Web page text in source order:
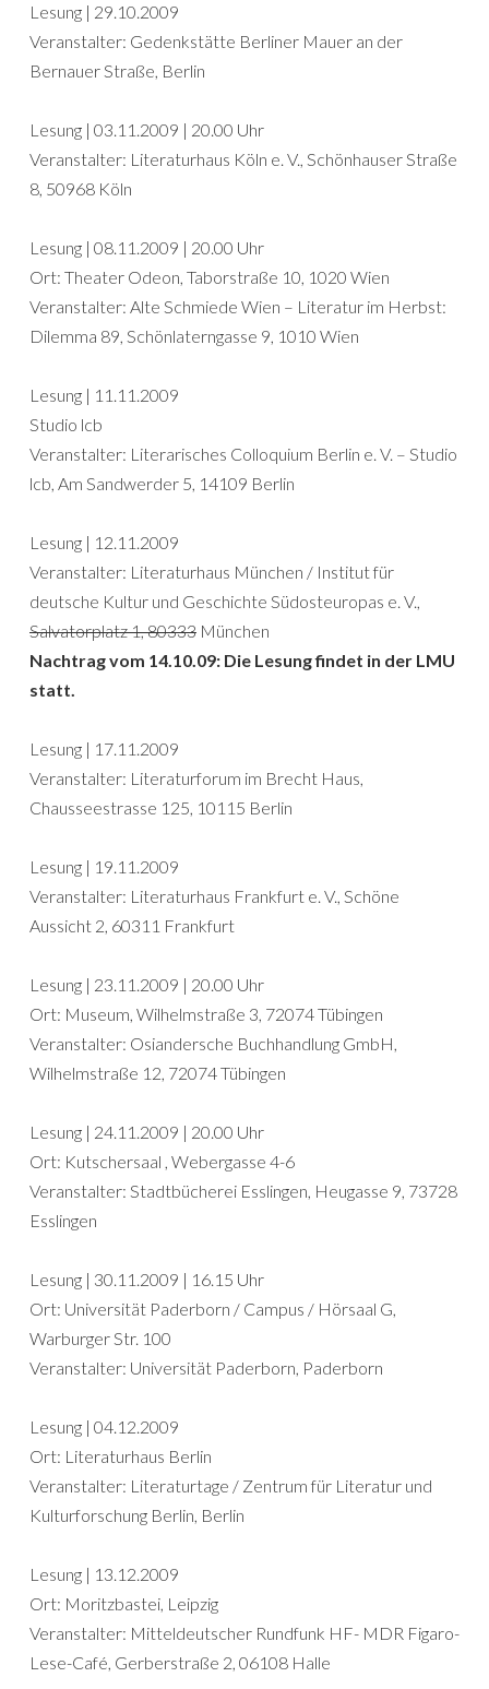
Lesung | 29.10.2009
Veranstalter: Gedenkstätte Berliner Mauer an der
Bernauer Straße, Berlin
Lesung | 03.11.2009 | 20.00 Uhr
Veranstalter: Literaturhaus Köln e. V., Schönhauser Straße
8, 50968 Köln
Lesung | 08.11.2009 | 20.00 Uhr
Ort: Theater Odeon, Taborstraße 10, 1020 Wien
Veranstalter: Alte Schmiede Wien – Literatur im Herbst:
Dilemma 89, Schönlaterngasse 9, 1010 Wien
Lesung | 11.11.2009
Studio lcb
Veranstalter: Literarisches Colloquium Berlin e. V. – Studio
lcb, Am Sandwerder 5, 14109 Berlin
Lesung | 12.11.2009
Veranstalter: Literaturhaus München / Institut für
deutsche Kultur und Geschichte Südosteuropas e. V.,
Salvatorplatz 1, 80333 München
Nachtrag vom 14.10.09: Die Lesung findet in der LMU
statt.
Lesung | 17.11.2009
Veranstalter: Literaturforum im Brecht Haus,
Chausseestrasse 125, 10115 Berlin
Lesung | 19.11.2009
Veranstalter: Literaturhaus Frankfurt e. V., Schöne
Aussicht 2, 60311 Frankfurt
Lesung | 23.11.2009 | 20.00 Uhr
Ort: Museum, Wilhelmstraße 3, 72074 Tübingen
Veranstalter: Osiandersche Buchhandlung GmbH,
Wilhelmstraße 12, 72074 Tübingen
Lesung | 24.11.2009 | 20.00 Uhr
Ort: Kutschersaal , Webergasse 4-6
Veranstalter: Stadtbücherei Esslingen, Heugasse 9, 73728
Esslingen
Lesung | 30.11.2009 | 16.15 Uhr
Ort: Universität Paderborn / Campus / Hörsaal G,
Warburger Str. 100
Veranstalter: Universität Paderborn, Paderborn
Lesung | 04.12.2009
Ort: Literaturhaus Berlin
Veranstalter: Literaturtage / Zentrum für Literatur und
Kulturforschung Berlin, Berlin
Lesung | 13.12.2009
Ort: Moritzbastei, Leipzig
Veranstalter: Mitteldeutscher Rundfunk HF- MDR Figaro-
Lese-Café, Gerberstraße 2, 06108 Halle